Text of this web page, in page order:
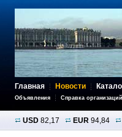
Главная Новости
Объявления Справка организаций
USD 82,17 EUR 94,84